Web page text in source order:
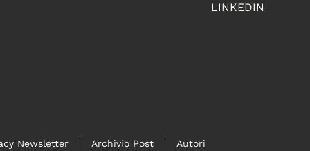
LINKEDIN
Newsletter Archivio Post Autori